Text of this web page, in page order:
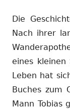
Die
Nach ihrer
eines kleinen
Leben hat
Buches zum
Mann Tobias